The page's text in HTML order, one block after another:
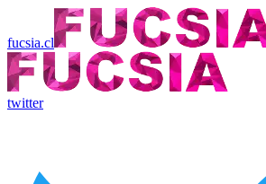
fucsia.cl
twitter